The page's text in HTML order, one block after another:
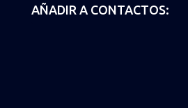
AÑADIR A CONTACTOS: